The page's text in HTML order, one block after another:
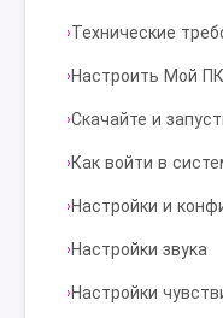
›Технические
›Настроить Мой ПК
›Скачайте и
›Как войти в
›Настройки и
›Настройки звука
›Настройки